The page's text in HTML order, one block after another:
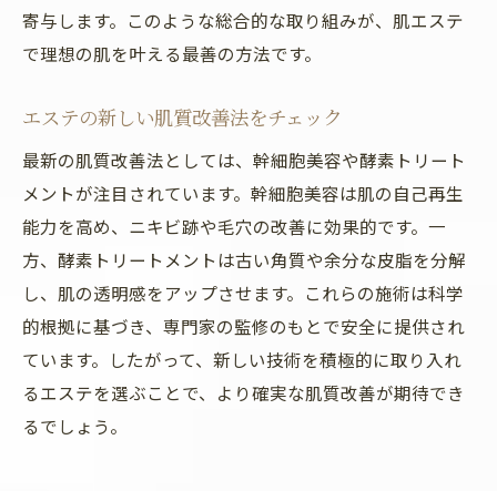
寄与します。このような総合的な取り組みが、肌エステ
で理想の肌を叶える最善の方法です。
エステの新しい肌質改善法をチェック
最新の肌質改善法としては、幹細胞美容や酵素トリート
メントが注目されています。幹細胞美容は肌の自己再生
能力を高め、ニキビ跡や毛穴の改善に効果的です。一
方、酵素トリートメントは古い角質や余分な皮脂を分解
し、肌の透明感をアップさせます。これらの施術は科学
的根拠に基づき、専門家の監修のもとで安全に提供され
ています。したがって、新しい技術を積極的に取り入れ
るエステを選ぶことで、より確実な肌質改善が期待でき
るでしょう。